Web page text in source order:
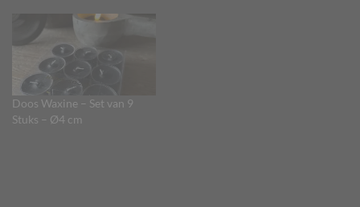
Doos Waxine – Set van 9
Stuks – Ø4 cm